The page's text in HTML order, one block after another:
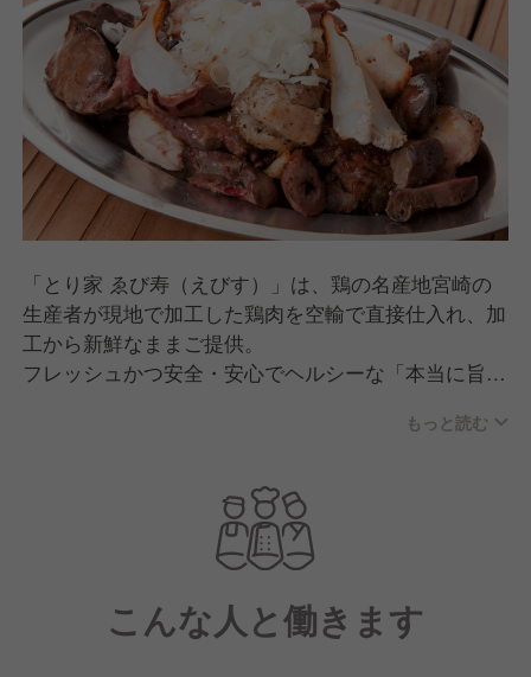
「とり家 ゑび寿（えびす）」は、鶏の名産地宮崎の
生産者が現地で加工した鶏肉を空輸で直接仕入れ、加
工から新鮮なままご提供。
フレッシュかつ安全・安心でヘルシーな「本当に旨い
しっかり食べて、しっかり飲める“コストパフォーマ
ンスが高い”大衆酒場です。
もっと読む
こんな人と働きます